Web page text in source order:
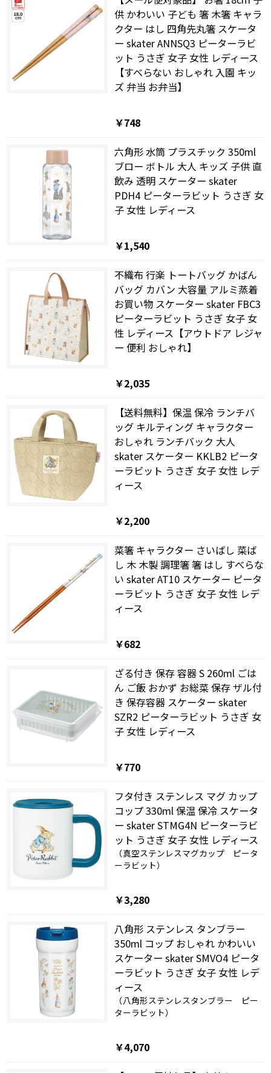
供 かわいい 子ども 箸 木箸 キャラ
クター はし 四角先丸箸 スケータ
ー skater ANNSQ3 ピーターラビ
ット うさぎ 女子 女性 レディース
【すべらない おしゃれ 入園 キッ
ズ 弁当 お弁当】
￥748
六角形 水筒 プラスチック 350ml
ブロー ボトル 大人 キッズ 子供 直
飲み 透明 スケーター skater
PDH4 ピーターラビット うさぎ 女
子 女性 レディース
￥1,540
不織布 行楽 トートバッグ かばん
バッグ カバン 大容量 アルミ蒸着
お買い物 スケーター skater FBC3
ピーターラビット うさぎ 女子 女
性 レディース【アウトドア レジャ
ー 便利 おしゃれ】
￥2,035
【送料無料】保温 保冷 ランチバ
ッグ キルティング キャラクター
おしゃれ ランチバック 大人
skater スケーター KKLB2 ピータ
ーラビット うさぎ 女子 女性 レデ
ィース
￥2,200
菜箸 キャラクター さいばし 菜ば
し 木 木製 調理箸 箸 はし すべらな
い skater AT10 スケーター ピータ
ーラビット うさぎ 女子 女性 レデ
ィース
￥682
ざる付き 保存 容器 S 260ml ごは
ん ご飯 おかず お総菜 保存 ザル付
き 保存容器 スケーター skater
SZR2 ピーターラビット うさぎ 女
子 女性 レディース
￥770
フタ付き ステンレス マグ カップ
コップ 330ml 保温 保冷 スケータ
ー skater STMG4N ピーターラビ
ット うさぎ 女子 女性 レディース
（真空ステンレスマグカップ ピータ
ーラビット）
￥3,280
八角形 ステンレス タンブラー
350ml コップ おしゃれ かわいい
スケーター skater SMVO4 ピータ
ーラビット うさぎ 女子 女性 レデ
ィース
（八角形ステンレスタンブラー ピー
ターラビット）
￥4,070